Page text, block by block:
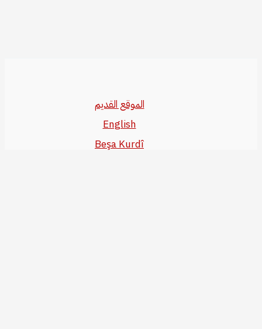
الموقع القديم
English
Beşa Kurdî